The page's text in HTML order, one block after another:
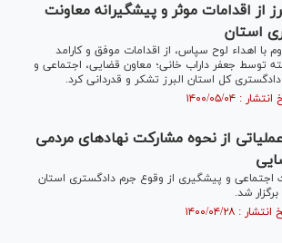
از اقدامات موثر و پیشگیرانه معاونت
استان
دوم با اهداء لوح سپاس، از اقدامات موفق و کارامد
توسط جعفر داراب خانی؛ معاون قضایی، اجتماعی و
کل استان البرز تشکر و قدردانی کرد.
برنامه عملیاتی از نحوه مشارکت نهاد‌های مردمی
و پیشگیری از وقوع جرم دادگستری استان
شد.